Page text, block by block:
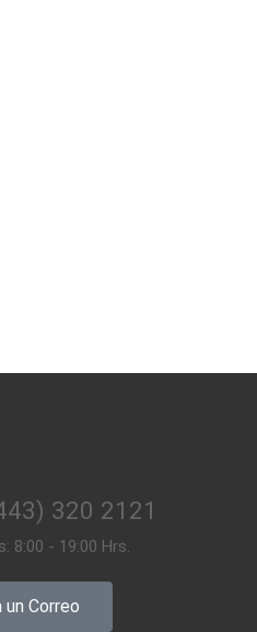
320 2121
8:00 - 19:00 Hrs.
un Correo